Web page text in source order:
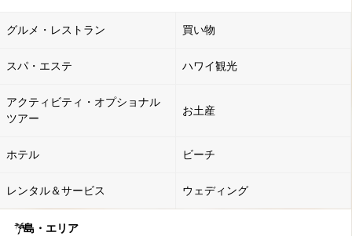
グルメ・レストラン 買い物
スパ・エステ ハワイ観光
アクティビティ・オプショナル
ツアー
お土産
ホテル ビーチ
レンタル＆サービス ウェディング
島・エリア